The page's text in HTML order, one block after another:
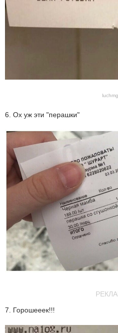
6. Ох уж эти "перашки"
7. Горошееек!!!